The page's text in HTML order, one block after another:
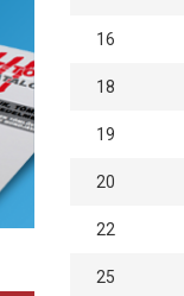
16
18
19
20
22
25